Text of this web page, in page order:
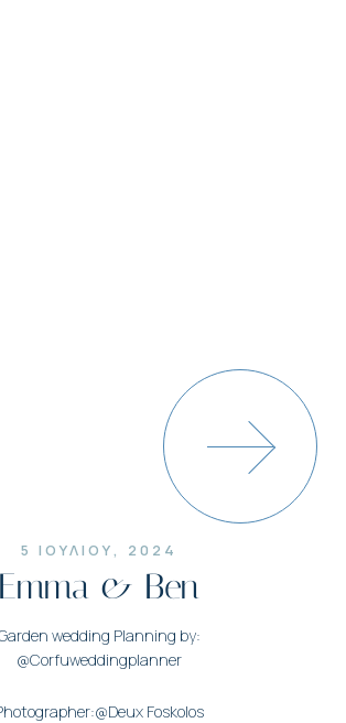
5 ΙΟΥΛΙΟΥ, 2024
Emma & Ben
wedding Planning by:
@Corfuweddingplanner
Foskolos